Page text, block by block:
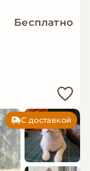
Бесплатно
С доставкой